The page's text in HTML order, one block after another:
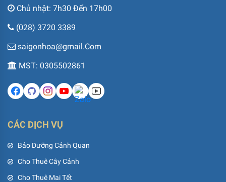
Chủ nhật: 7h30 Đến 17h00
(028) 3720 3389
saigonhoa@gmail.Com
MST: 0305502861
CÁC DỊCH VỤ
Bảo Dưỡng Cảnh Quan
Cho Thuê Cây Cảnh
Cho Thuê Mai Tết